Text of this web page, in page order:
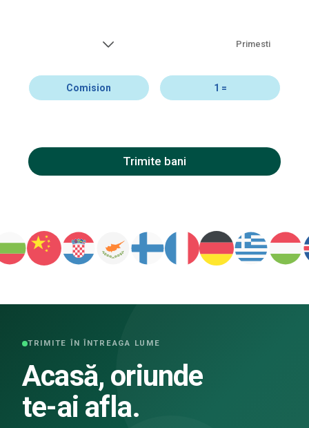
Primesti
Comision 1 =
Trimite bani
TRIMITE ÎN ÎNTREAGA LUME
Acasă, oriunde
te-ai afla.